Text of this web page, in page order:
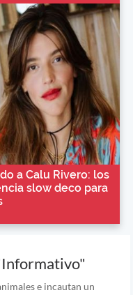
a Calu Rivero: los
slow deco para
e incautan un